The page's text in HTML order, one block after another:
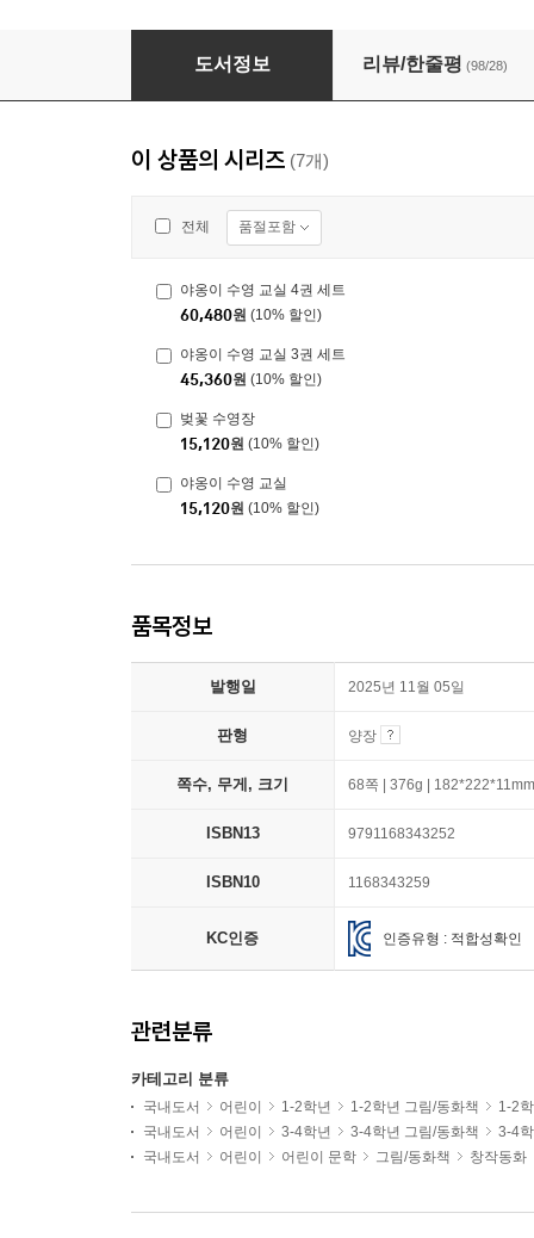
모두의 수영장
도서정보 리뷰/한줄평 (98/28)
이 상품의 시리즈 (7개)
전체 품절포함
야옹이 수영 교실 4권 세트
60,480원 (10% 할인)
야옹이 수영 교실 3권 세트
45,360원 (10% 할인)
벚꽃 수영장
15,120원 (10% 할인)
야옹이 수영 교실
15,120원 (10% 할인)
품목정보
발행일 2025년 11월 05일
판형 양장
쪽수, 무게, 크기 68쪽 | 376g | 182*222*11mm
ISBN13 9791168343252
ISBN10 1168343259
KC인증 인증유형 : 적합성확인
관련분류
카테고리 분류
국내도서 어린이 1-2학년 1-2학년 그림/동화책
1-2
국내도서
어린이 3-4학년 3-4학년 그림/동화책
3-4
국내도서
어린이 어린이 문학 그림/동화책 창작동화